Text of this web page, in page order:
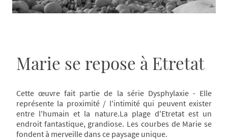
Marie se repose à Etretat
Cette œuvre fait partie de la série Dysphylaxie - Elle
représente la proximité / l'intimité qui peuvent exister
entre l'humain et la nature.La plage d'Etretat est un
endroit fantastique, grandiose. Les courbes de Marie se
fondent à merveille dans ce paysage unique.